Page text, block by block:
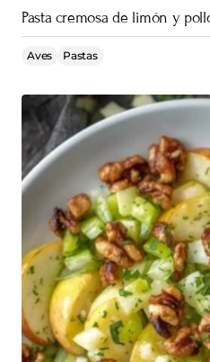
Pasta cremosa de limón y
Aves Pastas